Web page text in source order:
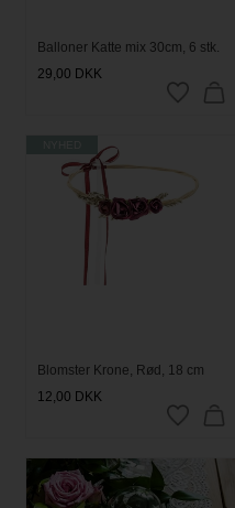
Balloner Katte mix 30cm, 6 stk.
29,00 DKK
Blomster Krone, Rød, 18 cm
12,00 DKK